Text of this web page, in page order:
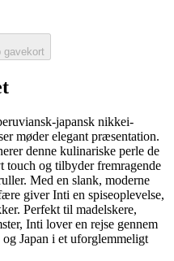
gavekort
japansk nikkei-
møder elegant præsentation.
denne kulinariske perle de
touch og tilbyder fremragende
Med en slank, moderne
giver Inti en spiseoplevelse,
Perfekt til madelskere,
Inti lover en rejse gennem
Japan i et uforglemmeligt